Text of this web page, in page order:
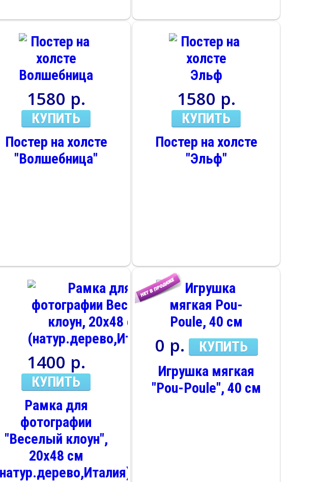
1580 р.
КУПИТЬ
Постер на холсте
"Волшебница"
1580 р.
КУПИТЬ
Постер на холсте
"Эльф"
1400 р.
КУПИТЬ
Рамка для
фотографии
"Веселый клоун",
20х48 см
0 р.
КУПИТЬ
Игрушка мягкая
"Pou-Poule", 40 см